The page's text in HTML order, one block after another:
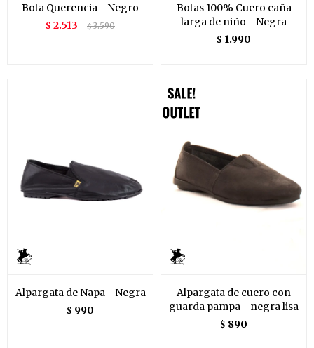
Bota Querencia - Negro
$ 2.513 $3.590
Botas 100% Cuero caña
larga de niño - Negra
$ 1.990
Alpargata de Napa - Negra
$ 990
Alpargata de cuero con
guarda pampa - negra lisa
$ 890